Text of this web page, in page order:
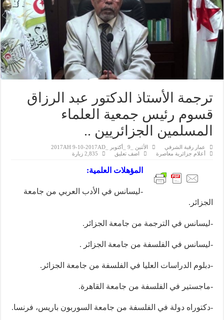
ترجمة الأستاذ الدكتور عبد الرزاق
قسوم رئيس جمعية العلماء
المسلمين الجزائريين ..
عمار رقبة الشرفي
الأثنين _9 _أكتوبر _2017AH 9-10-2017AD
أعلام جزائرية معاصرة
اضف تعليق 2,835 زيارة
المؤهلات العلمية:
-ليسانس في الأدب العربي من جامعة
الجزائر.
-ليسانس في الترجمة من جامعة الجزائر.
-ليسانس في الفلسفة من جامعة الجزائر .
-دبلوم الدراسات العليا في الفلسفة من جامعة الجزائر.
-ماجستير في الفلسفة من جامعة القاهرة.
-دكتوراه دولة في الفلسفة من جامعة السوربون باريس، فرنسا.